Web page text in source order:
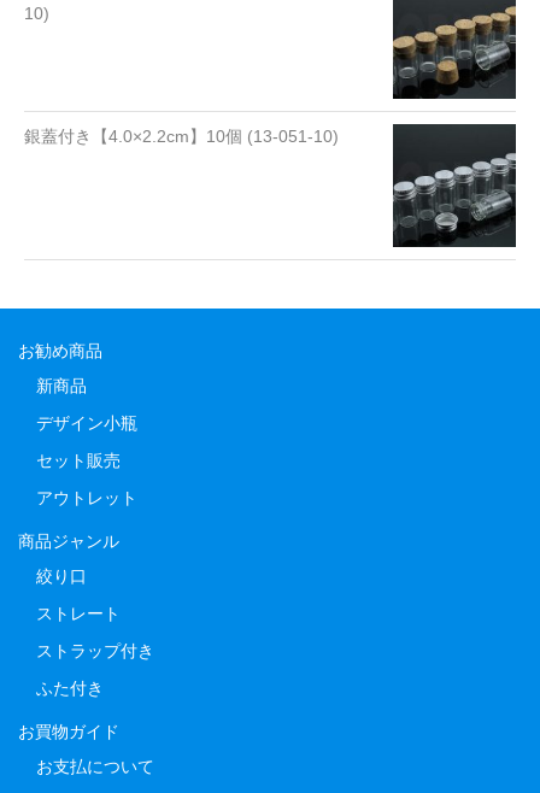
10)
銀蓋付き【4.0×2.2cm】10個 (13-051-10)
お勧め商品
新商品
デザイン小瓶
セット販売
アウトレット
商品ジャンル
絞り口
ストレート
ストラップ付き
ふた付き
お買物ガイド
お支払について